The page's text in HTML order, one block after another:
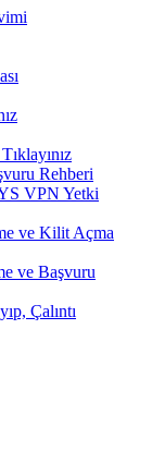
Rehberi
VPN Yetki
ve Kilit Açma
ve Başvuru
Çalıntı